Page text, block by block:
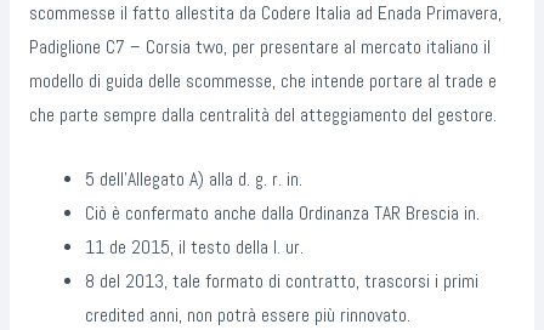
scommesse il fatto allestita da Codere Italia ad Enada Primavera,
Padiglione C7 – Corsia two, per presentare al mercato italiano il
modello di guida delle scommesse, che intende portare al trade e
che parte sempre dalla centralità del atteggiamento del gestore.
5 dell’Allegato A) alla d. g. r. in.
Ciò è confermato anche dalla Ordinanza TAR Brescia in.
11 de 2015, il testo della l. ur.
8 del 2013, tale formato di contratto, trascorsi i primi
credited anni, non potrà essere più rinnovato.